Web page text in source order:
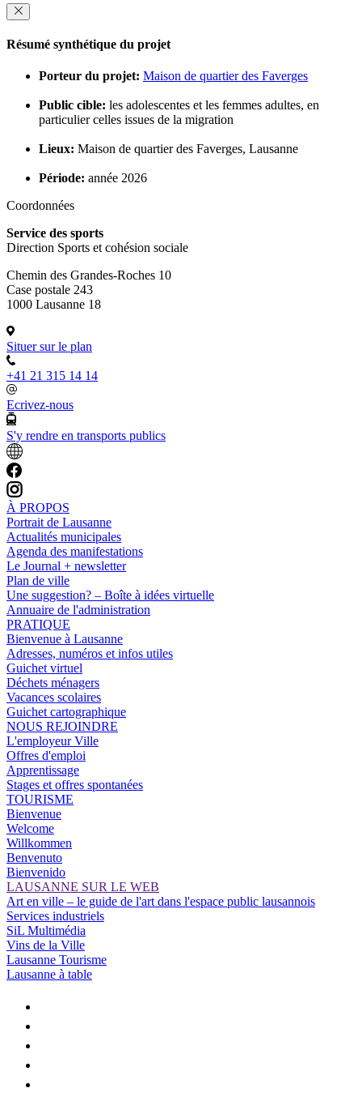
Résumé synthétique du projet
Porteur du projet: Maison de quartier des Faverges
Public cible: les adolescentes et les femmes adultes, en
particulier celles issues de la migration
Lieux: Maison de quartier des Faverges, Lausanne
Période: année 2026
Coordonnées
Service des sports
Direction Sports et cohésion sociale
Chemin des Grandes-Roches 10
Case postale 243
1000 Lausanne 18
Situer sur le plan
+41 21 315 14 14
Ecrivez-nous
S'y rendre en transports publics
À PROPOS
Portrait de Lausanne
Actualités municipales
Agenda des manifestations
Le Journal + newsletter
Plan de ville
Une suggestion? – Boîte à idées virtuelle
Annuaire de l'administration
PRATIQUE
Bienvenue à Lausanne
Adresses, numéros et infos utiles
Guichet virtuel
Déchets ménagers
Vacances scolaires
Guichet cartographique
NOUS REJOINDRE
L'employeur Ville
Offres d'emploi
Apprentissage
Stages et offres spontanées
TOURISME
Bienvenue
Welcome
Willkommen
Benvenuto
Bienvenido
LAUSANNE SUR LE WEB
Art en ville – le guide de l'art dans l'espace public lausannois
Services industriels
SiL Multimédia
Vins de la Ville
Lausanne Tourisme
Lausanne à table